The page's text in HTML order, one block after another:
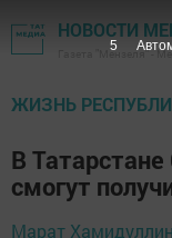
НОВОСТИ
Газета "Мензеля" -
ЖИЗНЬ
В
смогут
Марат
4